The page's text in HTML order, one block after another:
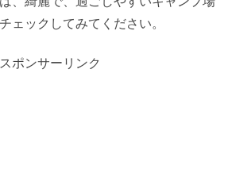
ェックしてみてください。
スポンサーリンク